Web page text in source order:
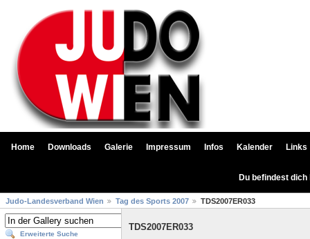
Home Downloads Galerie Impressum Infos Kalender Links
Du befindest
Judo-Landesverband Wien Tag des Sports 2007 TDS2007ER033
Erweiterte Suche
TDS2007ER033